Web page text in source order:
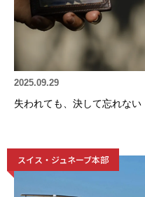
2025.09.29
失われても、決して忘れな
スイス・ジュネーブ本部